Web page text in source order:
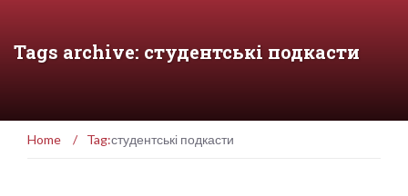
Tags archive: студентські подкасти
Home / Tag:студентські подкасти